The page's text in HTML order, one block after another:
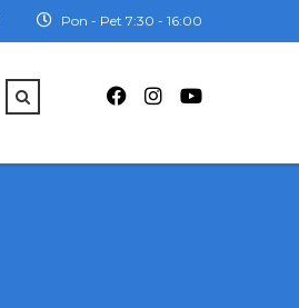
Pon - Pet 7:30 - 16:00